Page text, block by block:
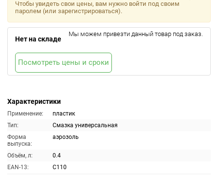
Характеристики
Применение:
пластик
Тип:
Смазка универсальная
Форма
выпуска:
аэрозоль
Объём, л:
0.4
EAN-13:
C110
Чтобы увидеть свои цены, вам нужно войти под своим
паролем (или зарегистрироваться).
Нет на складе
Мы можем привезти данный товар под заказ.
Посмотреть цены и сроки